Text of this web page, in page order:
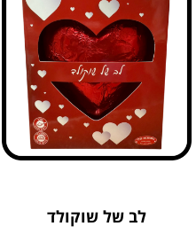
לב של שוקולד